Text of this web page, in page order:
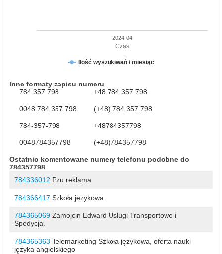
Czas
Ilość wyszukiwań / miesiąc
2024-04
Inne formaty zapisu numeru
784 357 798
+48 784 357 798
0048 784 357 798 (+48) 784 357 798
784-357-798 +48784357798
0048784357798 (+48)784357798
Ostatnio komentowane numery telefonu podobne do
784357798
784336012 Pzu reklama
784366417 Szkoła jezykowa
784365069Żamojcin Edward Usługi Transportowe i
Spedycja.
784365363 Telemarketing Szkoła językowa, oferta nauki
języka angielskiego